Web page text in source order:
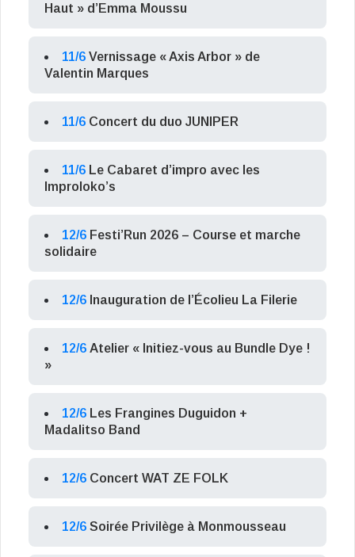
Haut » d’Emma Moussu
11/6 Vernissage « Axis Arbor » de
Valentin Marques
11/6 Concert du duo JUNIPER
11/6 Le Cabaret d’impro avec les
Improloko’s
12/6 Festi’Run 2026 – Course et marche
solidaire
12/6 Inauguration de l’Écolieu La Filerie
12/6 Atelier « Initiez-vous au Bundle Dye !
»
12/6 Les Frangines Duguidon +
Madalitso Band
12/6 Concert WAT ZE FOLK
12/6 Soirée Privilège à Monmousseau